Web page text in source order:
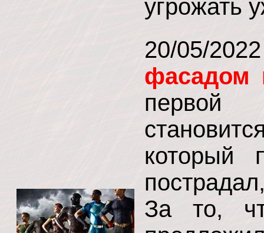
угрожать
20/05/
фасадом
первой
который
За то,